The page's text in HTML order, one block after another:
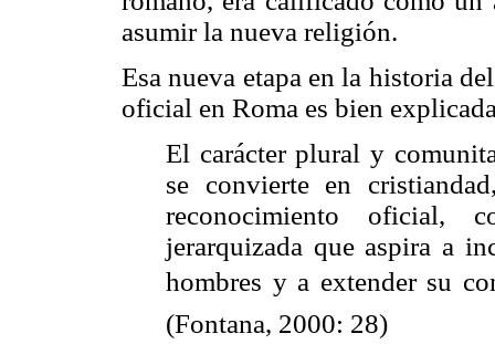
asumir la nueva religión.
Esa nueva etapa en la historia
oficial en Roma es bien
El carácter plural y
se convierte en
reconocimiento oficial,
jerarquizada que aspira a
hombres y a extender su
(Fontana, 2000: 28)